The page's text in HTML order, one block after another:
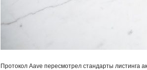
Протокол Aave пересмотрел стандарты листинга